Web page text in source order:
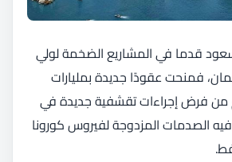
قدما في المشاريع الضخمة لولي
فمنحت عقودًا جديدة بمليارات
من فرض إجراءات تقشفية جديدة في
الصدمات المزدوجة لفيروس كورونا